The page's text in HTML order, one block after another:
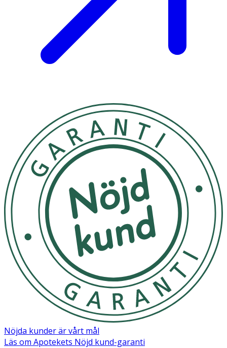
Nöjda kunder är vårt mål
Läs om Apotekets Nöjd kund-garanti